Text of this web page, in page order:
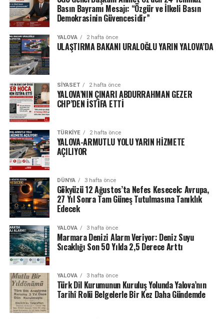
Basın Bayramı Mesajı: “Özgür ve İlkeli Basın
Demokrasinin Güvencesidir”
YALOVA 2 hafta önce
ULAŞTIRMA BAKANI URALOĞLU YARIN YALOVA’DA
SIYASET 2 hafta önce
YALOVA’NIN ÇINARI ABDURRAHMAN GEZER
CHP’DEN İSTİFA ETTİ
TÜRKIYE 2 hafta önce
YALOVA-ARMUTLU YOLU YARIN HİZMETE
AÇILIYOR
DÜNYA 3 hafta önce
Gökyüzü 12 Ağustos’ta Nefes Kesecek: Avrupa,
27 Yıl Sonra Tam Güneş Tutulmasına Tanıklık
Edecek
YALOVA 3 hafta önce
Marmara Denizi Alarm Veriyor: Deniz Suyu
Sıcaklığı Son 50 Yılda 2,5 Derece Arttı
YALOVA 3 hafta önce
Türk Dil Kurumunun Kuruluş Yolunda Yalova’nın
Tarihî Rolü Belgelerle Bir Kez Daha Gündemde